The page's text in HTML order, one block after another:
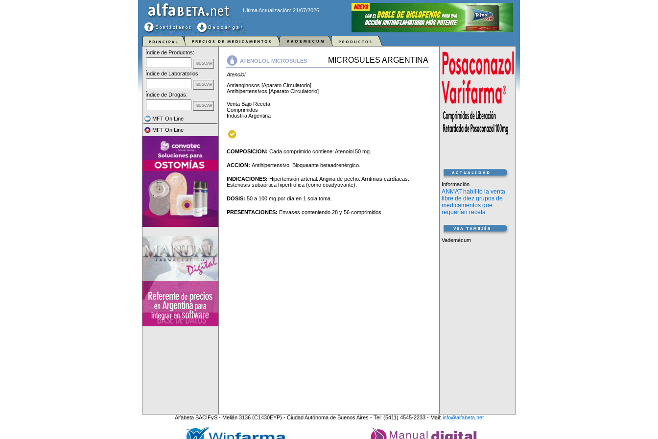
Ultima Actualización: 21/07/2026
Índice de Productos:
Índice de Laboratorios:
Índice de Drogas:
MFT On Line
MFT On Line
ATENOLOL MICROSULES MICROSULES ARGENTINA
Atenolol
Antianginosos [Aparato Circulatorio]
Antihipertensivos [Aparato Circulatorio]
Venta Bajo Receta
Comprimidos
Industria Argentina
COMPOSICION: Cada comprimido contiene: Atenolol 50 mg.
ACCION: Antihipertensivo. Bloqueante betaadrenérgico.
INDICACIONES: Hipertensión arterial. Angina de pecho. Arritmias cardíacas.
Estenosis subaórtica hipertrófica (como coadyuvante).
DOSIS: 50 a 100 mg por día en 1 sola toma.
PRESENTACIONES: Envases conteniendo 28 y 56 comprimidos.
Información
ANMAT habilitó la venta
libre de diez grupos de
medicamentos que
requerían receta
Vademécum
Alfabeta SACIFyS - Melián 3136 (C1430EYP) - Ciudad Autónoma de Buenos Aires - Tel: (5411) 4545-2233 - Mail: info@alfabeta.net